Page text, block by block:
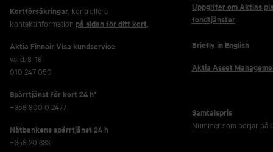
Kortförsäkringar, kontrollera
kontaktinformation på sidan för ditt kort.
Aktia Finnair Visa kundservice
vard. 8-18
010 247 050
Spärrtjänst för kort 24 h*
+358 800 0 2477
Nätbankens spärrtjänst 24 h
+358 20 333
Uppgifter om Aktias
fondtjänster
Briefly in English
Aktia Asset
Samtalspris
Nummer som börjar på